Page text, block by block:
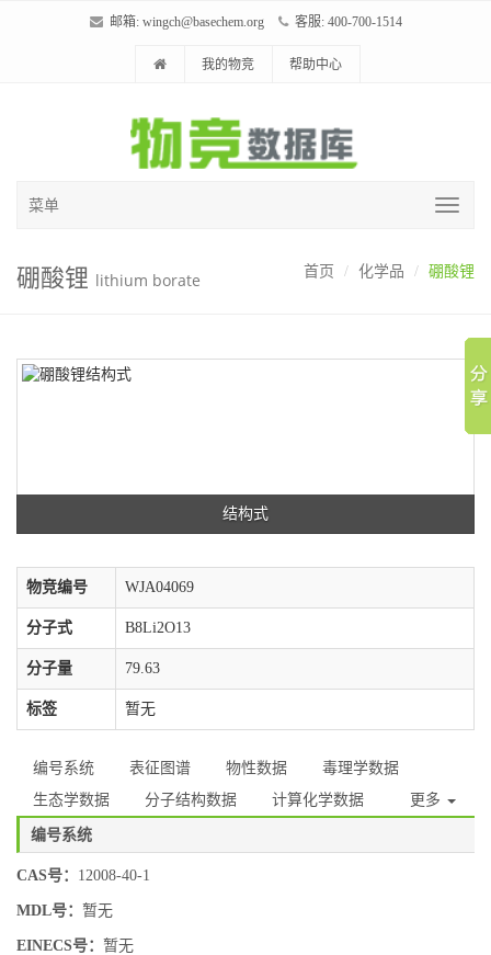
邮箱: wingch@basechem.org 客服: 400-700-1514
我的物竞 帮助中心
菜单
硼酸锂 lithium borate 首页 化学品 硼酸锂
结构式
物竞编号 WJA04069
分子式 B8Li2O13
分子量 79.63
标签 暂无
编号系统 表征图谱 物性数据
毒理学数据
生态学数据
分子结构数据 计算化学数据 更多
编号系统
CAS号： 12008-40-1
MDL号： 暂无
EINECS号： 暂无